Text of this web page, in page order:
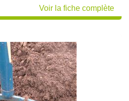
Voir la fiche complète